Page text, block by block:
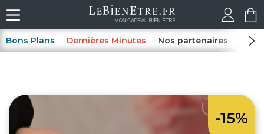
Bons Plans Dernières Minutes Nos partenaires Spas
-15%